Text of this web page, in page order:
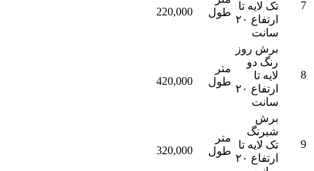
7
تک لایه تا
ارتفاع ۲۰
سانت
طول
220,000
8
برش روز
رنگ دو
لایه تا
ارتفاع ۲۰
سانت
متر
طول
420,000
9
برش
شبرنگ
تک لایه تا
ارتفاع ۲۰
متر
طول
320,000